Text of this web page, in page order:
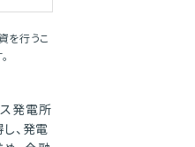
を行うこ
発電所
、発電